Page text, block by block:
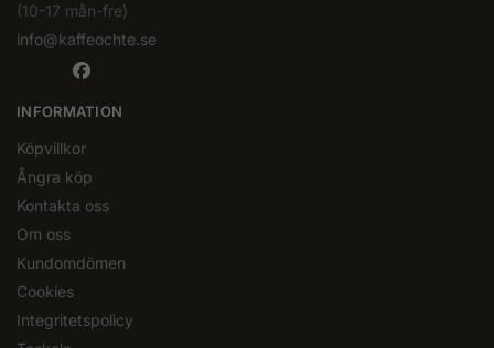
(10-17 mån-fre)
info@kaffeochte.se
INFORMATION
Köpvillkor
Ångra köp
Kontakta oss
Om oss
Kundomdömen
Cookies
Integritetspolicy